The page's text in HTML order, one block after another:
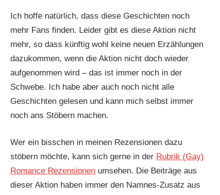
Ich hoffe natürlich, dass diese Geschichten noch
mehr Fans finden. Leider gibt es diese Aktion nicht
mehr, so dass künftig wohl keine neuen Erzählungen
dazukommen, wenn die Aktion nicht doch wieder
aufgenommen wird – das ist immer noch in der
Schwebe. Ich habe aber auch noch nicht alle
Geschichten gelesen und kann mich selbst immer
noch ans Stöbern machen.
Wer ein bisschen in meinen Rezensionen dazu
stöbern möchte, kann sich gerne in der Rubrik (Gay)
Romance Rezensionen umsehen. Die Beiträge aus
dieser Aktion haben immer den Namnes-Zusatz aus